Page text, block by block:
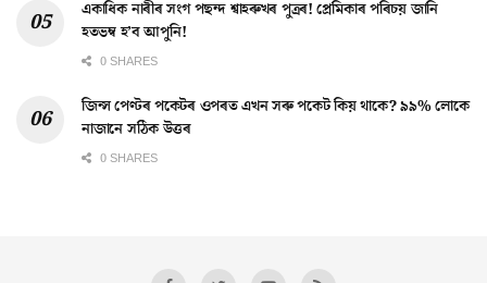
একাধিক নাৰীৰ সংগ পছন্দ শ্বাহৰুখৰ পুত্ৰৰ! প্ৰেমিকাৰ পৰিচয় জানি
হতভম্ব হ’ব আপুনি!
0 SHARES
জিন্স পেণ্টৰ পকেটৰ ওপৰত এখন সৰু পকেট কিয় থাকে? ৯৯% লোকে
নাজানে সঠিক উত্তৰ
0 SHARES